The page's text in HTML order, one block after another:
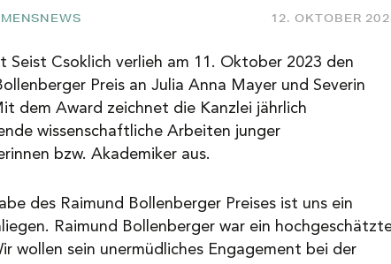
12. OKTOBER
Seist Csoklich verlieh am 11. Oktober 2023 den
Preis an Julia Anna Mayer und Severin
dem Award zeichnet die Kanzlei jährlich
wissenschaftliche Arbeiten junger
bzw. Akademiker aus.
des Raimund Bollenberger Preises ist uns ein
Raimund Bollenberger war ein
wollen sein unermüdliches Engagement bei der